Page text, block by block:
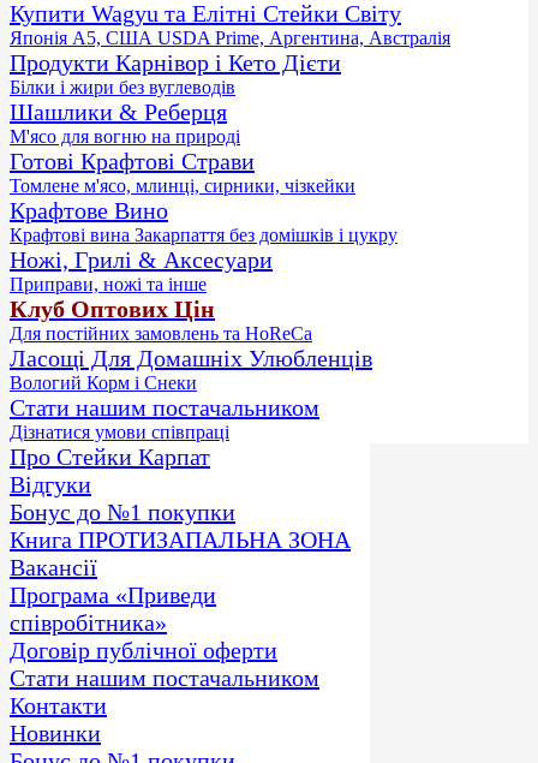
Купити Wagyu та Елітні Стейки Світу
Японія А5, США USDA Prime, Аргентина, Австралія
Продукти Карнівор і Кето Дієти
Білки і жири без вуглеводів
Шашлики & Реберця
М'ясо для вогню на природі
Готові Крафтові Страви
Томлене м'ясо, млинці, сирники, чізкейки
Крафтове Вино
Крафтові вина Закарпаття без домішків і цукру
Ножі, Грилі & Аксесуари
Приправи, ножі та інше
Клуб Оптових Цін
Для постійних замовлень та HoReCa
Ласощі Для Домашніх Улюбленців
Вологий Корм і Снеки
Стати нашим постачальником
Дізнатися умови співпраці
Про Стейки Карпат
Відгуки
Бонус до №1 покупки
Книга ПРОТИЗАПАЛЬНА ЗОНА
Вакансії
Програма «Приведи
співробітника»
Договір публічної оферти
Стати нашим постачальником
Контакти
Новинки